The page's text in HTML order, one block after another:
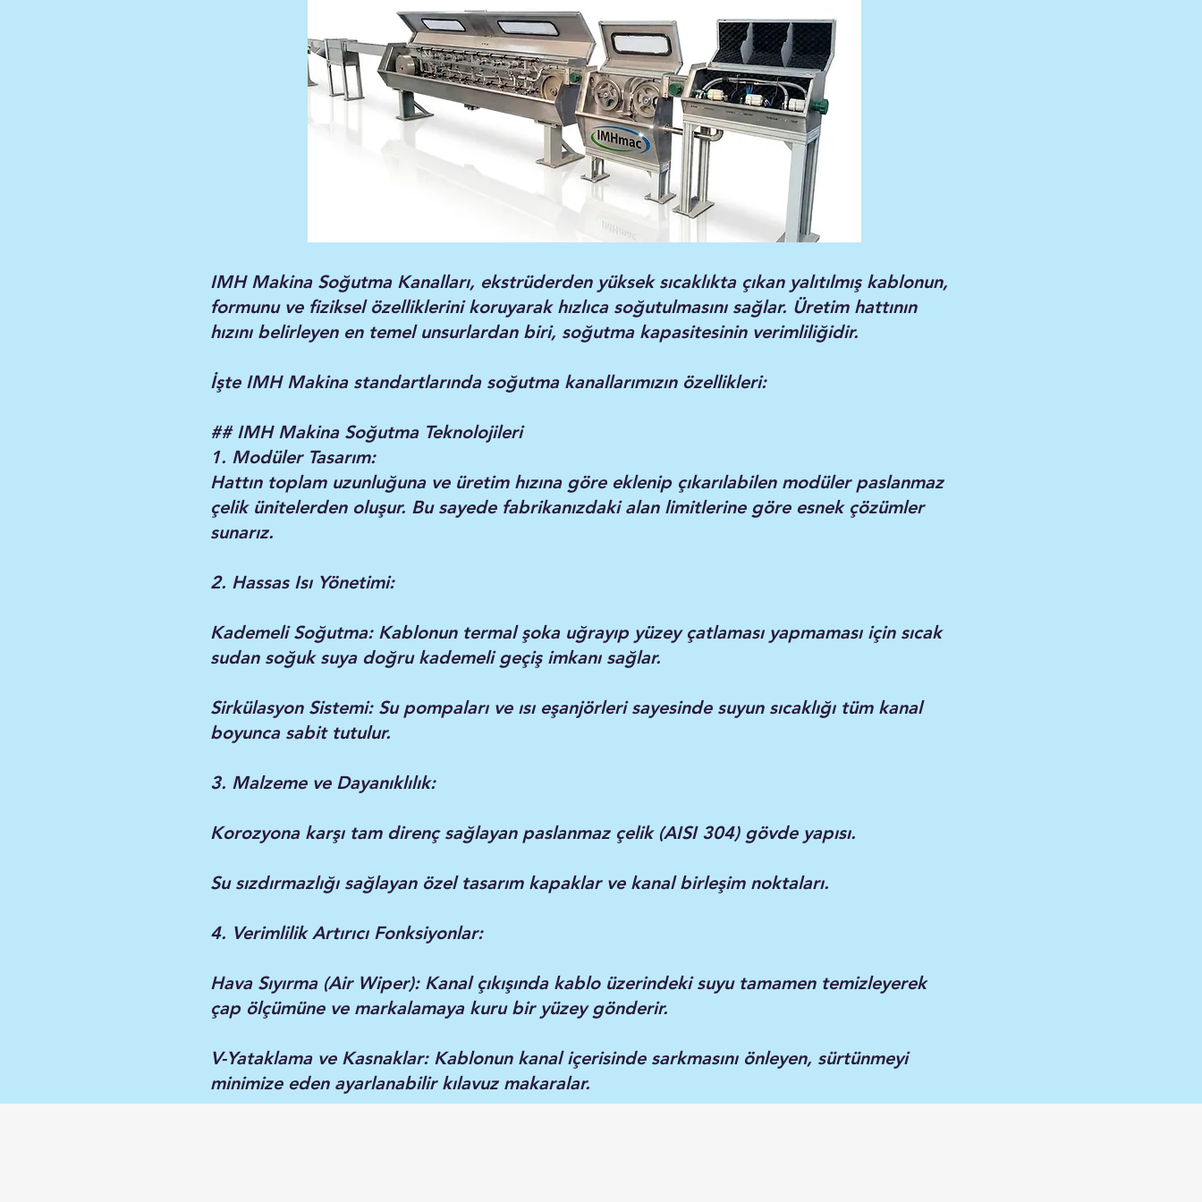
IMH Makina Soğutma Kanalları, ekstrüderden yüksek sıcaklıkta çıkan yalıtılmış kablonun,
formunu ve fiziksel özelliklerini koruyarak hızlıca soğutulmasını sağlar. Üretim hattının
hızını belirleyen en temel unsurlardan biri, soğutma kapasitesinin verimliliğidir.
İşte IMH Makina standartlarında soğutma kanallarımızın özellikleri:
## IMH Makina Soğutma Teknolojileri
1. Modüler Tasarım:
Hattın toplam uzunluğuna ve üretim hızına göre eklenip çıkarılabilen modüler paslanmaz
çelik ünitelerden oluşur. Bu sayede fabrikanızdaki alan limitlerine göre esnek çözümler
sunarız.
2. Hassas Isı Yönetimi:
Kademeli Soğutma: Kablonun termal şoka uğrayıp yüzey çatlaması yapmaması için sıcak
sudan soğuk suya doğru kademeli geçiş imkanı sağlar.
Sirkülasyon Sistemi: Su pompaları ve ısı eşanjörleri sayesinde suyun sıcaklığı tüm kanal
boyunca sabit tutulur.
3. Malzeme ve Dayanıklılık:
Korozyona karşı tam direnç sağlayan paslanmaz çelik (AISI 304) gövde yapısı.
Su sızdırmazlığı sağlayan özel tasarım kapaklar ve kanal birleşim noktaları.
4. Verimlilik Artırıcı Fonksiyonlar:
Hava Sıyırma (Air Wiper): Kanal çıkışında kablo üzerindeki suyu tamamen temizleyerek
çap ölçümüne ve markalamaya kuru bir yüzey gönderir.
V-Yataklama ve Kasnaklar: Kablonun kanal içerisinde sarkmasını önleyen, sürtünmeyi
minimize eden ayarlanabilir kılavuz makaralar.